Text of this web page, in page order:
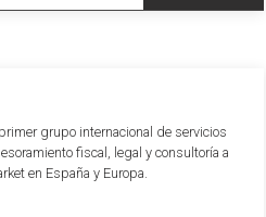
grupo internacional de servicios
fiscal, legal y consultoría a
en España y Europa.
para los
de juegos, concursos,
aleatorias
Retención y